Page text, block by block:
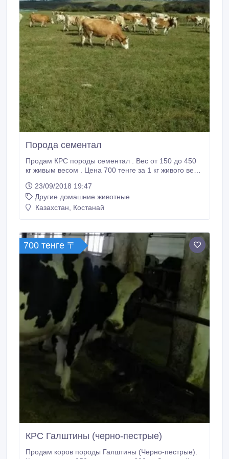
Порода сементал
Продам КРС породы сементал . Вес от 150 до 450
кг живым весом . Цена 700 тенге за 1 кг живого веса.
скот который продаём . Быков бычков нет!!! ‭+7 (702)
829-5 1-21‬..
23/09/2018 19:47
Другие домашние животные
Казахстан, Костанай
700 тенге 〒
КРС Галштины (черно-пестрые)
Продам коров породы Галштины (Черно-пестрые).